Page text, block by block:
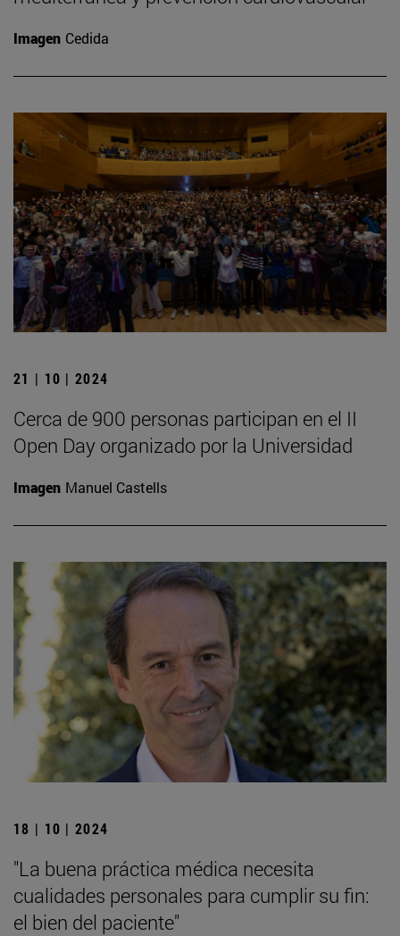
Imagen Cedida
21 | 10 | 2024
Cerca de 900 personas participan en el II
Open Day organizado por la Universidad
Imagen Manuel Castells
18 | 10 | 2024
"La buena práctica médica necesita
cualidades personales para cumplir su fin:
el bien del paciente"